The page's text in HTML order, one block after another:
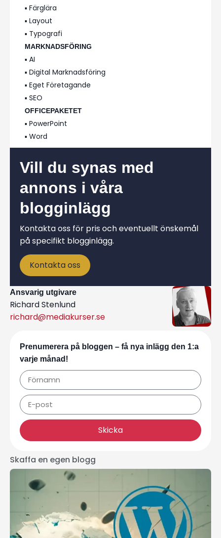
▪️ Färglära
▪️ Layout
▪️ Typografi
MARKNADSFÖRING
▪️ AI
▪️ Digital Marknadsföring
▪️ Eget Företagande
▪️ SEO
OFFICEPAKETET
▪️ PowerPoint
▪️ Word
Vill du synas med
annons i våra
blogginlägg
Kontakta oss för pris och eventuellt önskemål
på specifikt blogginlägg.
Kontakta oss
Ansvarig utgivare
Richard Stenlund
richard@mediakurser.se
Prenumerera på bloggen – få nya inlägg den 1:a
varje månad!
Skicka
Skaffa en egen blogg